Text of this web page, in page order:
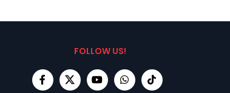
FOLLOW US!